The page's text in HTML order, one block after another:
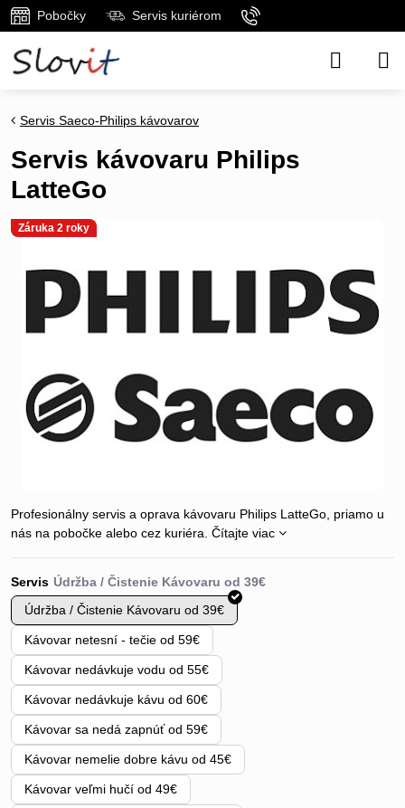
Pobočky Servis kuriérom
Záruka 2 roky
Servis Saeco-Philips kávovarov
Servis kávovaru Philips
LatteGo
Profesionálny servis a oprava kávovaru Philips LatteGo, priamo u
nás na pobočke alebo cez kuriéra. Čítajte viac
Servis
Údržba / Čistenie Kávovaru od 39€
Kávovar netesní - tečie od 59€
Kávovar nedávkuje vodu od 55€
Kávovar nedávkuje kávu od 60€
Kávovar sa nedá zapnúť od 59€
Kávovar nemelie dobre kávu od 45€
Kávovar veľmi hučí od 49€